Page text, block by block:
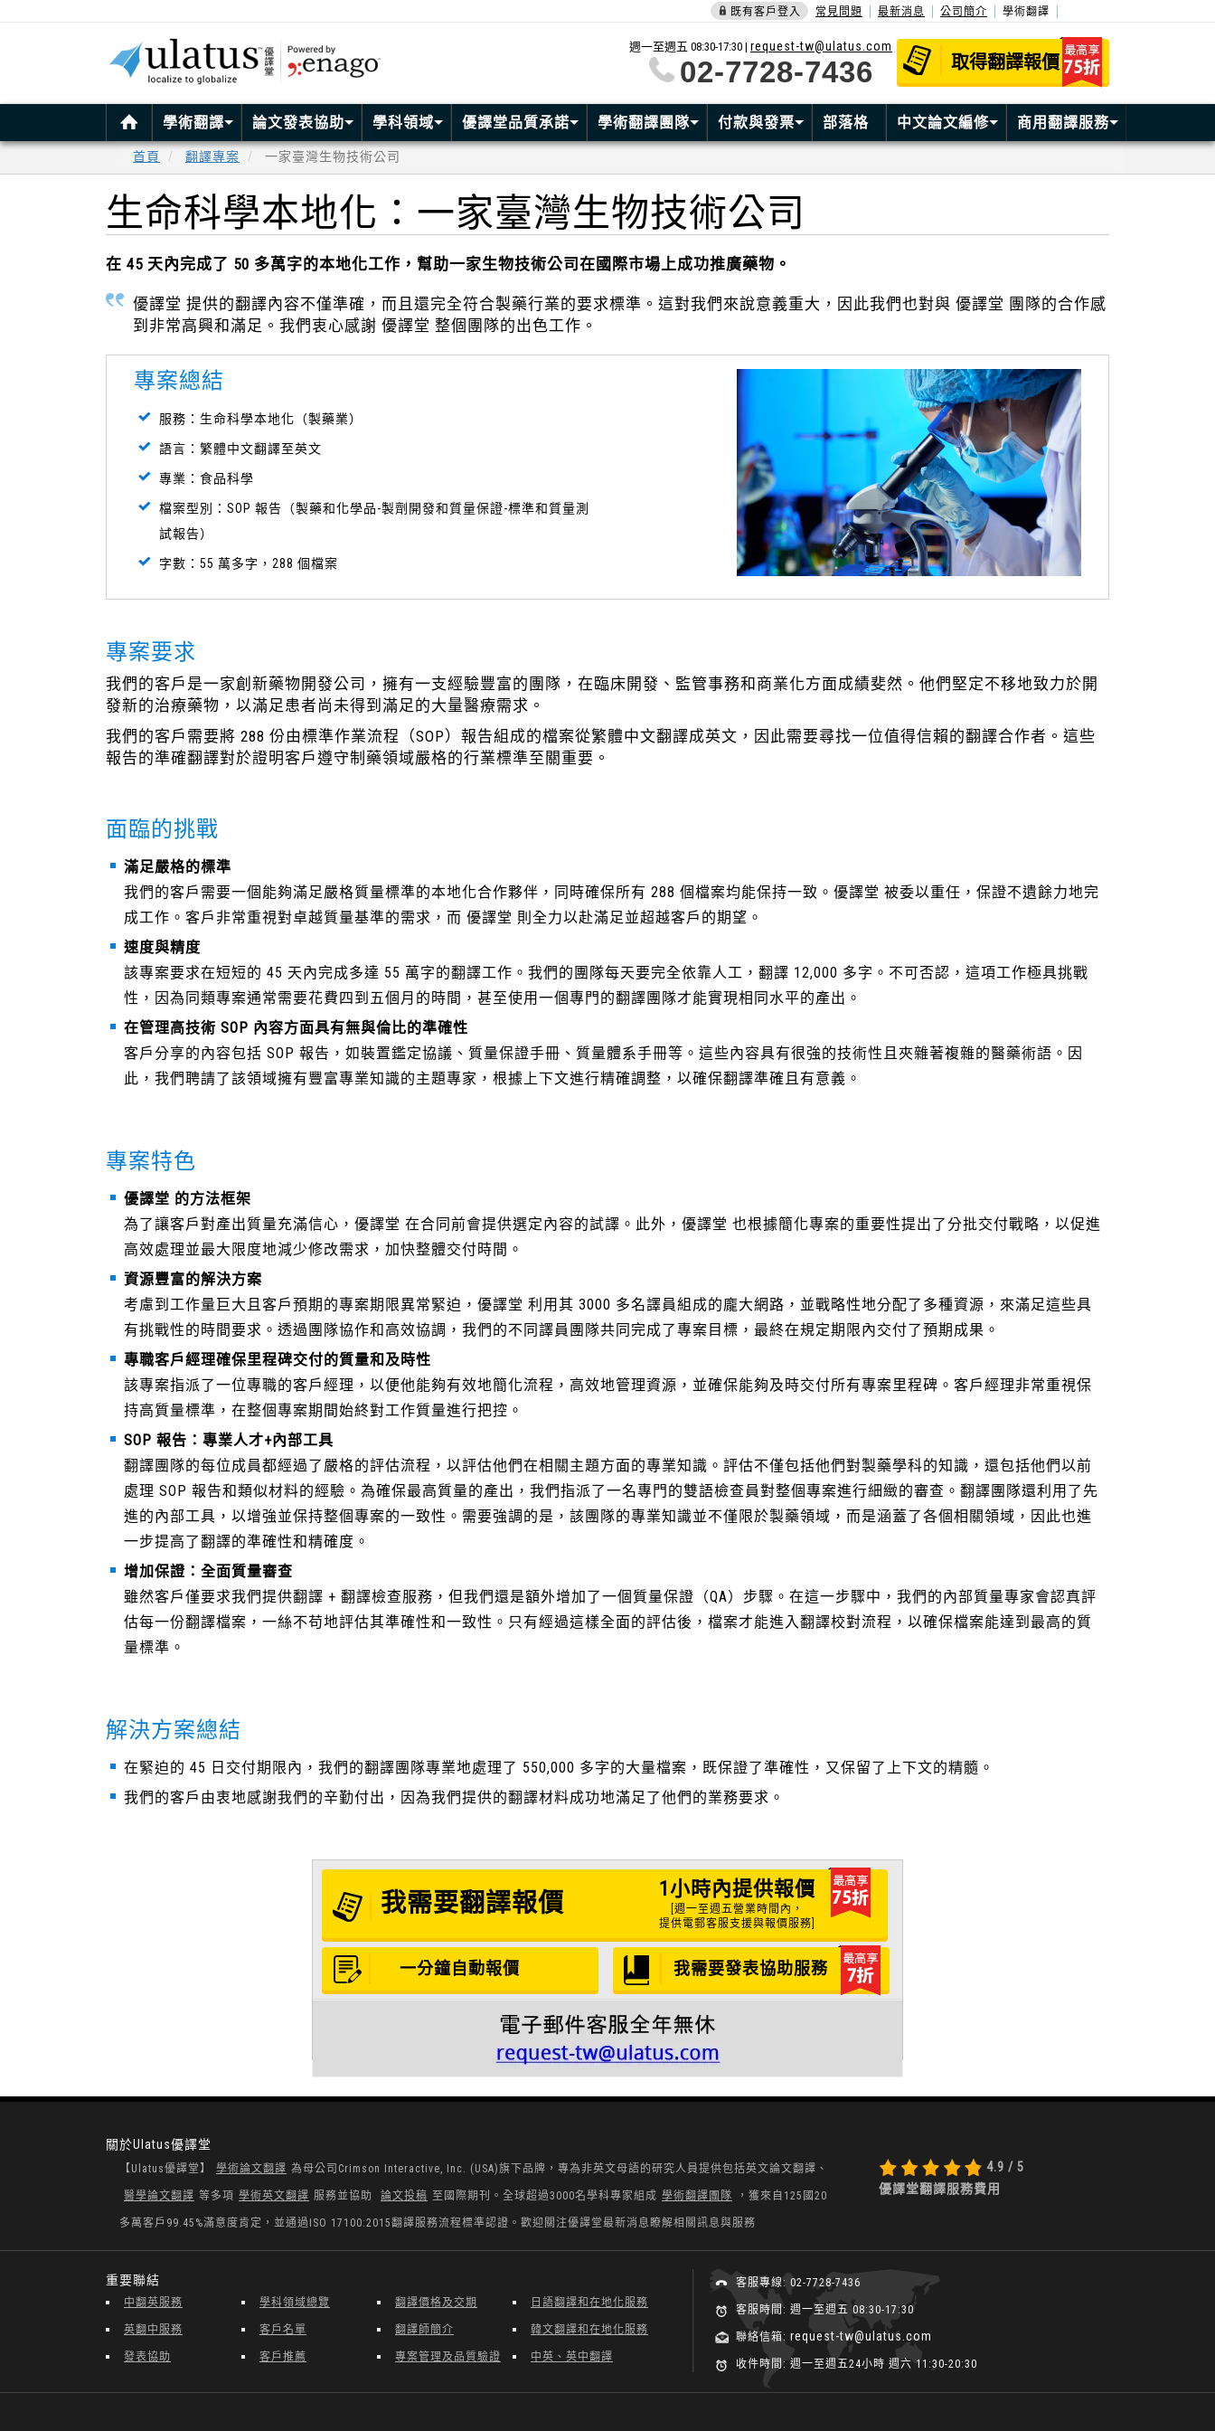
既有客戶登入 常見問題 最新消息 公司簡介 學術翻譯
週一至週五 08:30-17:30 | request-tw@ulatus.com
02-7728-7436 取得翻譯報價
學術翻譯 論文發表協助 學科領域 優譯堂品質承諾 學術翻譯團隊 付款與發票 部落格 中文論文編修 商用翻譯服務
首頁 翻譯專案 一家臺灣生物技術公司
生命科學本地化：一家臺灣生物技術公司
在 45 天內完成了 50 多萬字的本地化工作，幫助一家生物技術公司在國際市場上成功推廣藥物。
優譯堂 提供的翻譯內容不僅準確，而且還完全符合製藥行業的要求標準。這對我們來說意義重大，因此我們也對與 優譯堂 團隊的合作感
到非常高興和滿足。我們衷心感謝 優譯堂 整個團隊的出色工作。
專案總結
服務：生命科學本地化（製藥業）
語言：繁體中文翻譯至英文
專業：食品科學
檔案型別：SOP 報告（製藥和化學品-製劑開發和質量保證-標準和質量測
試報告）
字數：55 萬多字，288 個檔案
專案要求
我們的客戶是一家創新藥物開發公司，擁有一支經驗豐富的團隊，在臨床開發、監管事務和商業化方面成績斐然。他們堅定不移地致力於開
發新的治療藥物，以滿足患者尚未得到滿足的大量醫療需求。
我們的客戶需要將 288 份由標準作業流程（SOP）報告組成的檔案從繁體中文翻譯成英文，因此需要尋找一位值得信賴的翻譯合作者。這些
報告的準確翻譯對於證明客戶遵守制藥領域嚴格的行業標準至關重要。
面臨的挑戰
滿足嚴格的標準
我們的客戶需要一個能夠滿足嚴格質量標準的本地化合作夥伴，同時確保所有 288 個檔案均能保持一致。優譯堂 被委以重任，保證不遺餘力地完
成工作。客戶非常重視對卓越質量基準的需求，而 優譯堂 則全力以赴滿足並超越客戶的期望。
速度與精度
該專案要求在短短的 45 天內完成多達 55 萬字的翻譯工作。我們的團隊每天要完全依靠人工，翻譯 12,000 多字。不可否認，這項工作極具挑戰
性，因為同類專案通常需要花費四到五個月的時間，甚至使用一個專門的翻譯團隊才能實現相同水平的產出。
在管理高技術 SOP 內容方面具有無與倫比的準確性
客戶分享的內容包括 SOP 報告，如裝置鑑定協議、質量保證手冊、質量體系手冊等。這些內容具有很強的技術性且夾雜著複雜的醫藥術語。因
此，我們聘請了該領域擁有豐富專業知識的主題專家，根據上下文進行精確調整，以確保翻譯準確且有意義。
專案特色
優譯堂 的方法框架
為了讓客戶對產出質量充滿信心，優譯堂 在合同前會提供選定內容的試譯。此外，優譯堂 也根據簡化專案的重要性提出了分批交付戰略，以促進
高效處理並最大限度地減少修改需求，加快整體交付時間。
資源豐富的解決方案
考慮到工作量巨大且客戶預期的專案期限異常緊迫，優譯堂 利用其 3000 多名譯員組成的龐大網路，並戰略性地分配了多種資源，來滿足這些具
有挑戰性的時間要求。透過團隊協作和高效協調，我們的不同譯員團隊共同完成了專案目標，最終在規定期限內交付了預期成果。
專職客戶經理確保里程碑交付的質量和及時性
該專案指派了一位專職的客戶經理，以便他能夠有效地簡化流程，高效地管理資源，並確保能夠及時交付所有專案里程碑。客戶經理非常重視保
持高質量標準，在整個專案期間始終對工作質量進行把控。
SOP 報告：專業人才+內部工具
翻譯團隊的每位成員都經過了嚴格的評估流程，以評估他們在相關主題方面的專業知識。評估不僅包括他們對製藥學科的知識，還包括他們以前
處理 SOP 報告和類似材料的經驗。為確保最高質量的產出，我們指派了一名專門的雙語檢查員對整個專案進行細緻的審查。翻譯團隊還利用了先
進的內部工具，以增強並保持整個專案的一致性。需要強調的是，該團隊的專業知識並不僅限於製藥領域，而是涵蓋了各個相關領域，因此也進
一步提高了翻譯的準確性和精確度。
增加保證：全面質量審查
雖然客戶僅要求我們提供翻譯 + 翻譯檢查服務，但我們還是額外增加了一個質量保證（QA）步驟。在這一步驟中，我們的內部質量專家會認真評
估每一份翻譯檔案，一絲不苟地評估其準確性和一致性。只有經過這樣全面的評估後，檔案才能進入翻譯校對流程，以確保檔案能達到最高的質
量標準。
解決方案總結
在緊迫的 45 日交付期限內，我們的翻譯團隊專業地處理了 550,000 多字的大量檔案，既保證了準確性，又保留了上下文的精髓。
我們的客戶由衷地感謝我們的辛勤付出，因為我們提供的翻譯材料成功地滿足了他們的業務要求。
我需要翻譯報價 1小時內提供報價
[週一至週五營業時間內，
提供電郵客服支援與報價服務]
一分鐘自動報價 我需要發表協助服務
關於Ulatus優譯堂
【Ulatus優譯堂】 學術論文翻譯 為母公司Crimson Interactive, Inc. (USA)旗下品牌，專為非英文母語的研究人員提供包括英文論文翻譯、
醫學論文翻譯 等多項 學術英文翻譯 服務並協助 論文投稿 至國際期刊。全球超過3000名學科專家組成 學術翻譯團隊 ，獲來自125國20
多萬客戶99.45%滿意度肯定，並通過ISO 17100:2015翻譯服務流程標準認證。歡迎關注優譯堂最新消息瞭解相關訊息與服務
4.9 / 5
優譯堂翻譯服務費用
重要聯結
中翻英服務
英翻中服務
發表協助
學科領域總覽
客戶名單
客戶推薦
翻譯價格及交期
翻譯師簡介
專案管理及品質驗證
日語翻譯和在地化服務
韓文翻譯和在地化服務
中英、英中翻譯
客服專線: 02-7728-7436
客服時間: 週一至週五 08:30-17:30
聯絡信箱: request-tw@ulatus.com
收件時間: 週一至週五24小時 週六 11:30-20:30